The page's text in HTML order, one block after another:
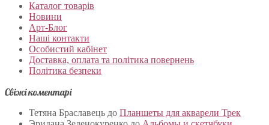
Каталог товарів
Новини
Арт-Блог
Наші контакти
Особистий кабінет
Доставка, оплата та політика повернень
Політика безпеки
Свіжі коментарі
Тетяна Браславець до Планшеты для акварели Трек